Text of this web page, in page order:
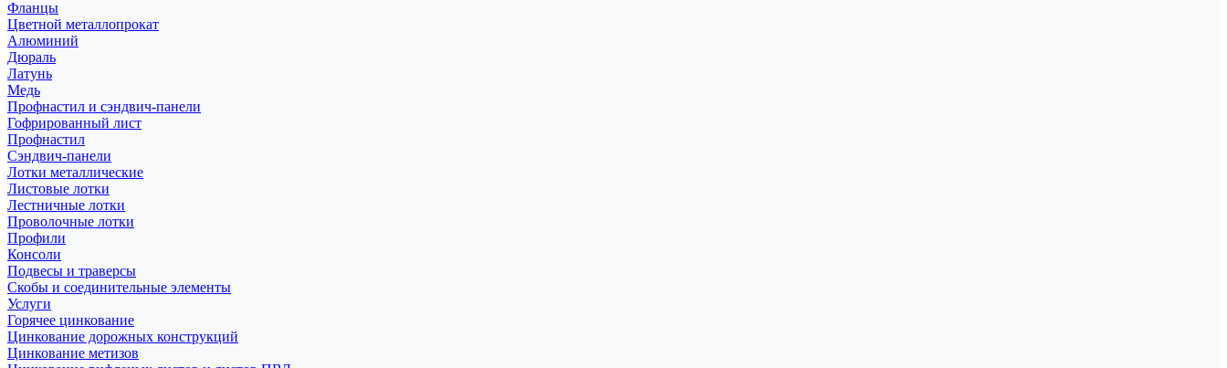
Фланцы
Цветной металлопрокат
Алюминий
Дюраль
Латунь
Медь
Профнастил и сэндвич-панели
Гофрированный лист
Профнастил
Сэндвич-панели
Лотки металлические
Листовые лотки
Лестничные лотки
Проволочные лотки
Профили
Консоли
Подвесы и траверсы
Скобы и соединительные элементы
Услуги
Горячее цинкование
Цинкование дорожных конструкций
Цинкование метизов